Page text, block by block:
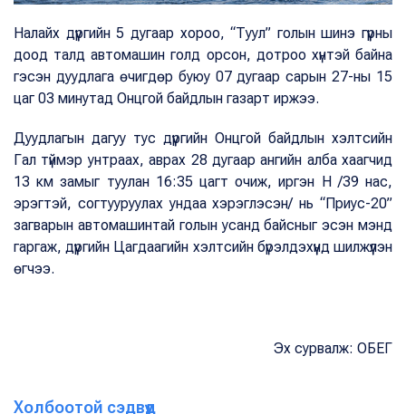
Налайх дүүргийн 5 дугаар хороо, “Туул” голын шинэ гүүрны
доод талд автомашин голд орсон, дотроо хүнтэй байна
гэсэн дуудлага өчигдөр буюу 07 дугаар сарын 27-ны 15
цаг 03 минутад Онцгой байдлын газарт иржээ.
Дуудлагын дагуу тус дүүргийн Онцгой байдлын хэлтсийн
Гал түймэр унтраах, аврах 28 дугаар ангийн алба хаагчид
13 км замыг туулан 16:35 цагт очиж, иргэн Н /39 нас,
эрэгтэй, согтууруулах ундаа хэрэглэсэн/ нь “Приус-20”
загварын автомашинтай голын усанд байсныг эсэн мэнд
гаргаж, дүүргийн Цагдаагийн хэлтсийн бүрэлдэхүүнд шилжүүлэн
өгчээ.
Эх сурвалж: ОБЕГ
Холбоотой сэдвүүд